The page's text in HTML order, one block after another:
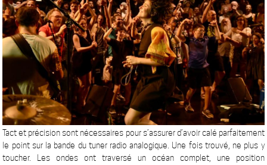
Tact et précision sont nécessaires pour s’assurer d’avoir calé parfaitement
le point sur la bande du tuner radio analogique. Une fois trouvé, ne plus y
toucher. Les ondes ont traversé un océan complet, une position